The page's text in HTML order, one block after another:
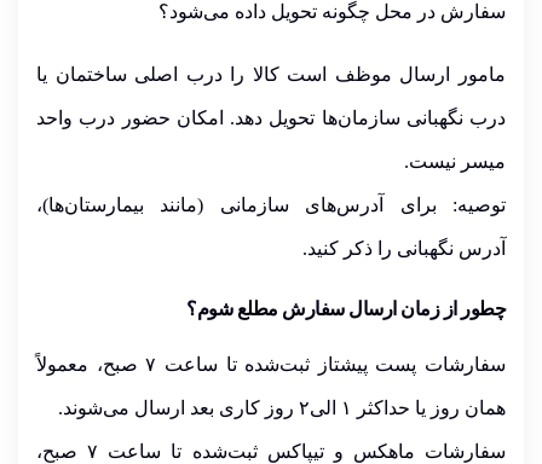
سفارش در محل چگونه تحویل داده می‌شود؟
مامور ارسال موظف است کالا را درب اصلی ساختمان یا
درب نگهبانی سازمان‌ها تحویل دهد. امکان حضور درب واحد
میسر نیست.
توصیه: برای آدرس‌های سازمانی (مانند بیمارستان‌ها)،
آدرس نگهبانی را ذکر کنید.
چطور از زمان ارسال سفارش مطلع شوم؟
سفارشات پست پیشتاز ثبت‌شده تا ساعت ۷صبح، معمولاً
همان روز یا حداکثر ۱ الی۲ روز کاری بعد ارسال می‌شوند.
سفارشات ماهکس و تیپاکس ثبت‌شده تا ساعت ۷صبح،